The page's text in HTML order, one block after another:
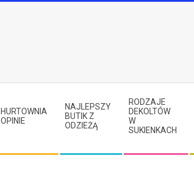
HURTOWNIA
OPINIE
NAJLEPSZY
BUTIK Z
ODZIEŻĄ
RODZAJE
DEKOLTÓW
W
SUKIENKACH